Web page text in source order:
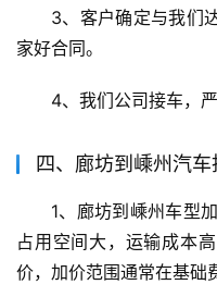
3、客户确定与我们
家好合同。
4、我们公司接车，
四、廊坊到嵊州汽
1、廊坊到嵊州车型
占用空间大，运输成本
价，加价范围通常在基础